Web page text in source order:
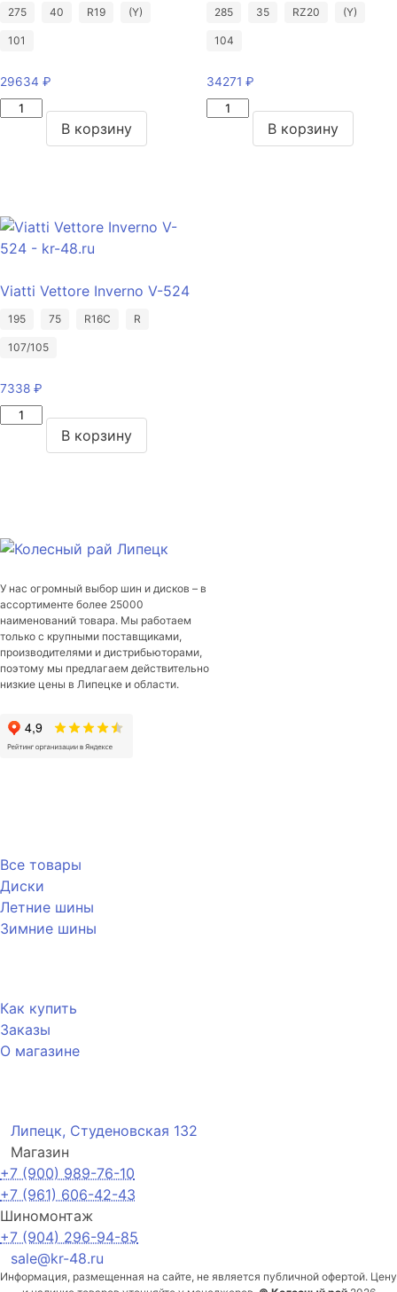
275 40 R19 (Y)
101
29634 ₽
Количество
Michelin
3
275/40/R19
101
В корзину
285 35 RZ20 (Y)
104
34271 ₽
Количество
Michelin
В корзину
Viatti Vettore Inverno V-524
195 75 R16C R
107/105
7338 ₽
Количество
524
107/105
R
В корзину
У нас огромный выбор шин и дисков – в
ассортименте более 25000
наименований товара. Мы работаем
только с крупными поставщиками,
производителями и дистрибьюторами,
поэтому мы предлагаем действительно
низкие цены в Липецке и области.
Все товары
Диски
Летние шины
Зимние шины
Как купить
Заказы
О магазине
Липецк, Студеновская 132
Магазин
+7 (900) 989-76-10
+7 (961) 606-42-43
Шиномонтаж
+7 (904) 296-94-85
sale@kr-48.ru
Информация, размещенная на сайте, не является публичной офертой. Цену